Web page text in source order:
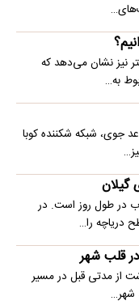
نیز نشان می‌دهد که
جوی، شبکه شکننده کوبا
گیلان
در طول روز است. در
دریاچه را…
قلب شهر
از مدتی قبل در مسیر
شهر…